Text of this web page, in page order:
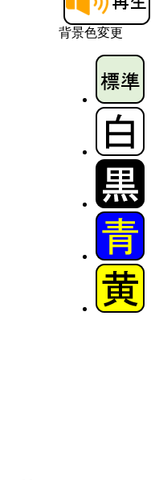
背景色変更